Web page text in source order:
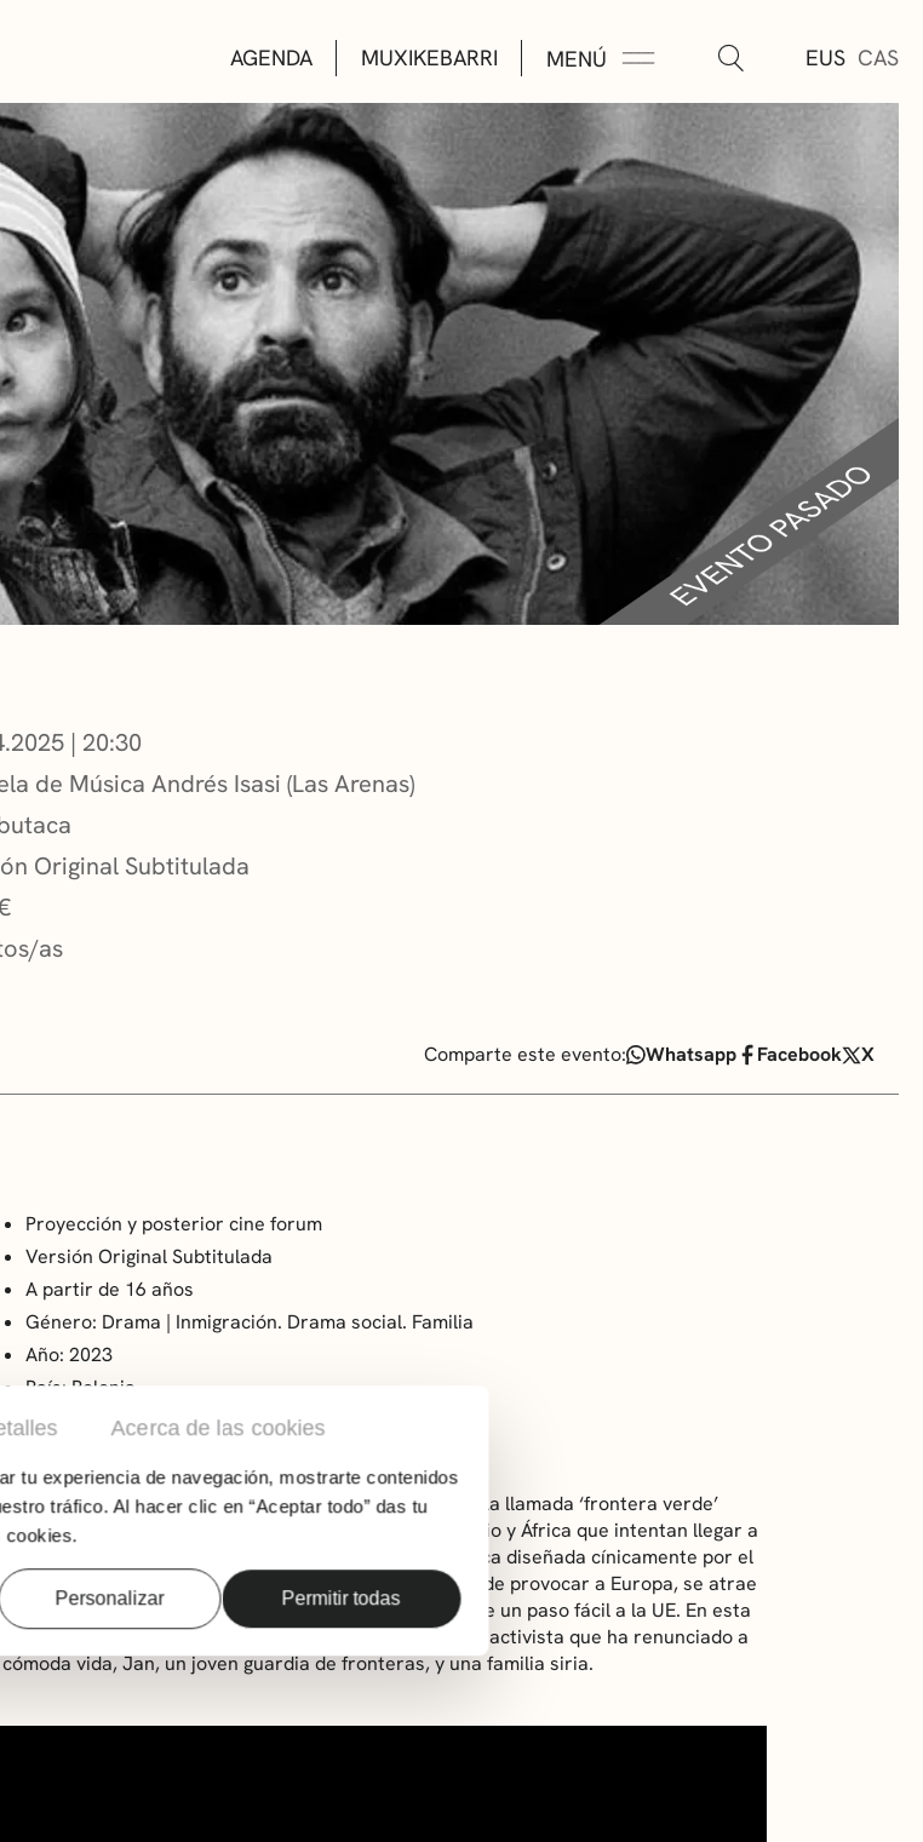
Acerca de las cookies
tu experiencia de navegación, mostrarte contenidos
tráfico. Al hacer clic en “Aceptar todo” das tu
cookies.
Personalizar Permitir todas
AGENDA MUXIKEBARRI MENÚ EUS CAS
DE CULTURA
DE MÚSICA
CULTURALES
| 20:30
de Música Andrés Isasi (Las Arenas)
Original Subtitulada
as
Comparte este evento: Whatsapp Facebook X
Proyección y posterior cine forum
Versión Original Subtitulada
A partir de 16 años
Género: Drama | Inmigración. Drama social. Familia
Año: 2023
País: Polonia
Duración: 147 min
los traicioneros y pantanosos bosques que conforman la llamada ‘frontera verde’
Bielorrusia y Polonia, los refugiados de Oriente Medio y África que intentan llegar a
Unión Europea se ven atrapados en una crisis geopolítica diseñada cínicamente por el
bielorruso Alexander Lukashenko. En un intento de provocar a Europa, se atrae
los refugiados a la frontera con propaganda que promete un paso fácil a la UE. En esta
oculta se entrecruzan las vidas de Julia, una joven activista que ha renunciado a
vida, Jan, un joven guardia de fronteras, y una familia siria.